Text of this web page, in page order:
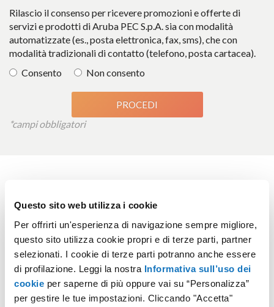
Questo sito web utilizza i cookie
Per offrirti un'esperienza di navigazione sempre migliore,
questo sito utilizza cookie propri e di terze parti, partner
selezionati. I cookie di terze parti potranno anche essere
di profilazione. Leggi la nostra Informativa sull’uso dei
cookie per saperne di più oppure vai su “Personalizza”
per gestire le tue impostazioni. Cliccando "Accetta"
Rilascio il consenso per ricevere promozioni e offerte di
servizi e prodotti di Aruba PEC S.p.A. sia con modalità
automatizzate (es., posta elettronica, fax, sms), che con
modalità tradizionali di contatto (telefono, posta cartacea).
Consento
Non consento
*campi obbligatori
Tutti i servizi sono erogati da Aruba PEC S.p.A., la società
del gruppo Aruba iscritta negli elenchi pubblici dei Gestori
di Posta Elettronica Certificata e dell'identità digitale
(SPID), dei Certificatori e dei Conservatori accreditati,
predisposti, tenuti ed aggiornati dall'Agenzia per l'Italia
Digitale (anche "AgID"). Nel corso degli anni ha inoltre